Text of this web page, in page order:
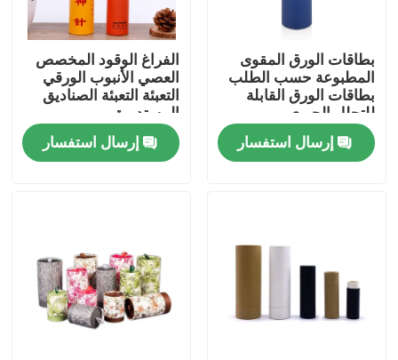
أشرطة فيديو
بطاقات الورق المقوى
المطبوعة حسب الطلب
بطاقات الورق القابلة
للتحلل الحيوي
إرسال استفسار
الفراغ الوقود المخصص
العصي الأنبوب الورقي
التعبئة التعبئة الصناديق
المستديرة
إرسال استفسار